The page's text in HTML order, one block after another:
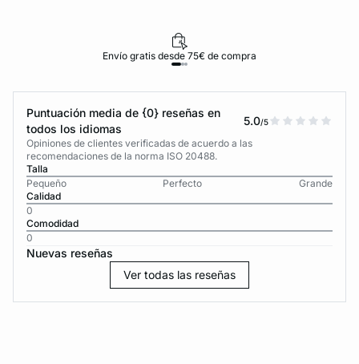
Envío gratis desde 75€ de compra
Puntuación media de {0} reseñas en
todos los idiomas
5.0/5
Opiniones de clientes verificadas de acuerdo a las
recomendaciones de la norma ISO 20488.
Talla
Pequeño
Perfecto
Grande
Calidad
0
Comodidad
0
Nuevas reseñas
Ver todas las reseñas